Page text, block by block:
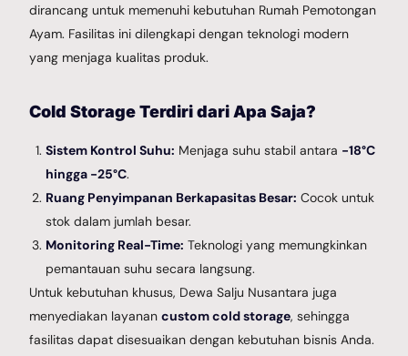
dirancang untuk memenuhi kebutuhan Rumah Pemotongan
Ayam. Fasilitas ini dilengkapi dengan teknologi modern
yang menjaga kualitas produk.
Cold Storage Terdiri dari Apa Saja?
Sistem Kontrol Suhu: Menjaga suhu stabil antara -18°C
hingga -25°C.
Ruang Penyimpanan Berkapasitas Besar: Cocok untuk
stok dalam jumlah besar.
Monitoring Real-Time: Teknologi yang memungkinkan
pemantauan suhu secara langsung.
Untuk kebutuhan khusus, Dewa Salju Nusantara juga
menyediakan layanancustom cold storage, sehingga
fasilitas dapat disesuaikan dengan kebutuhan bisnis Anda.